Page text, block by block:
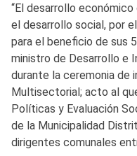
“El desarrollo
el desarrollo social, por
para el beneficio de sus
ministro de Desarrollo e
durante la ceremonia de
Multisectorial; acto al
Políticas y Evaluación
de la Municipalidad
dirigentes comunales